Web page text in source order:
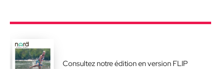
Consultez notre édition en version FLIP